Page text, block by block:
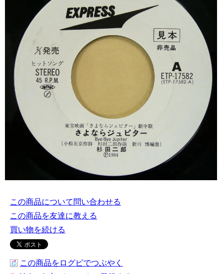
この商品について問い合わせる
この商品を友達に教える
買い物を続ける
この商品をログピでつぶやく